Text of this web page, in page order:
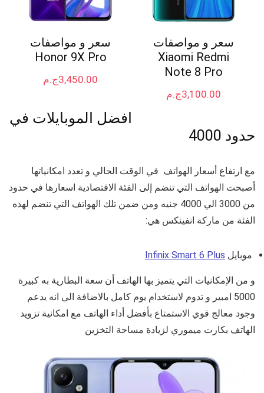
سعر و مواصفات
Xiaomi Redmi
Note 8 Pro
ج.م3,100.00
سعر و مواصفات
Honor 9X Pro
ج.م3,450.00
افضل الموبايلات في
حدود 4000
مع ارتفاع أسعار الهواتف في الوقت الحالي و تعدد امكانياتها
أصبحت الهواتف التي تنضم إلى الفئة الاقتصادية اسعارها في حدود
من 3000 الي 4000 جنيه ومن ضمن تلك الهواتف التي تنضم لهذه
الفئة من ماركة انفينكس هي:
موبايل Infinix Smart 6 Plus
و من الإمكانيات التي يتميز بها الهاتف أن سعة البطارية به كبيرة
5000 امبير و تدوم لاستخدام يوم كامل بالاضافة الي انه يدعم
وجود معالج قوي الاستمتاع بأفضل أداء الهاتف مع امكانية تزويد
الهاتف بكارت ميموري لزيادة مساحة التخزين